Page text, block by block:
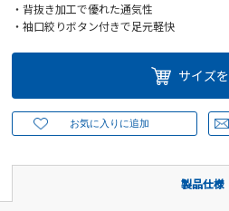
・背抜き加工で優れた通気性
・袖口絞りボタン付きで足元軽快
サイズ
製品仕様